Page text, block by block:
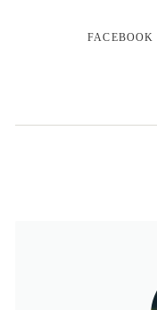
FACEBOOK